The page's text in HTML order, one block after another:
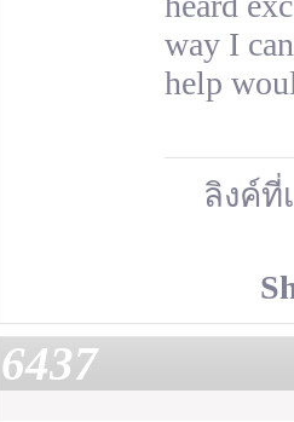
way I
help
ลิงค์ที่
6437